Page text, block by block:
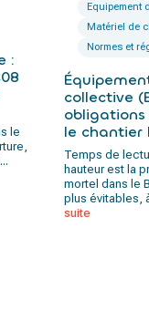
:
le
Equipement
Matériel de
Normes et
collective
le chantier
Temps de
hauteur est la
mortel dans le
plus évitables,
suite